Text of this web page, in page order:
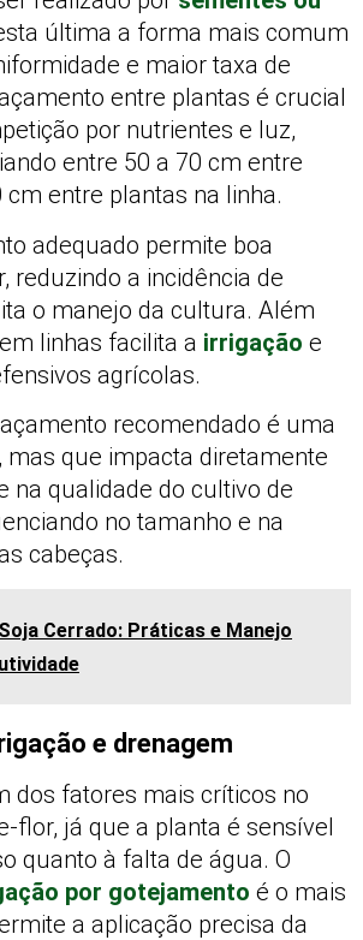
última a forma mais comum
e maior taxa de
entre plantas é crucial
por nutrientes e luz,
entre 50 a 70 cm entre
cm entre plantas na linha.
adequado permite boa
reduzindo a incidência de
o manejo da cultura. Além
linhas facilita a irrigação e
agrícolas.
recomendado é uma
mas que impacta diretamente
na qualidade do cultivo de
no tamanho e na
cabeças.
Soja Cerrado: Práticas e Manejo
e drenagem
dos fatores mais críticos no
flor, já que a planta é sensível
quanto à falta de água. O
por gotejamento é o mais
a aplicação precisa da